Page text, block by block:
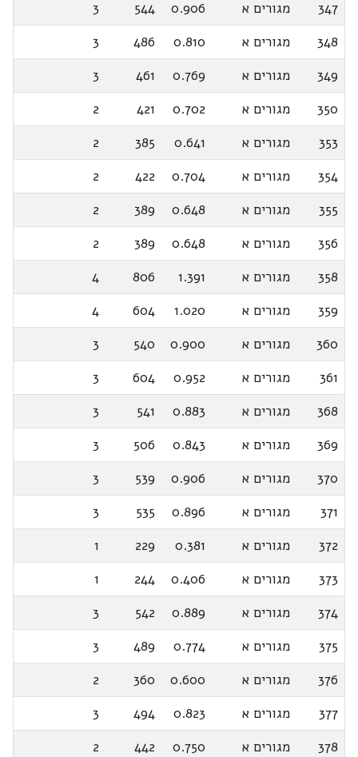
347 מגורים א 0.906
544
3
348
מגורים א 0.810
486
3
349
מגורים א 0.769
461
3
350
מגורים א 0.702
421
2
353
מגורים א 0.641
385
2
354
מגורים א 0.704
422
2
355
מגורים א 0.648
389
2
356
מגורים א 0.648
389
2
358
מגורים א 1.391
806
4
359
מגורים א 1.020
604
4
360
מגורים א 0.900
540
3
361
מגורים א 0.952
604
3
368
מגורים א 0.883
541
3
369
מגורים א 0.843
506
3
370
מגורים א 0.906
539
3
371
מגורים א 0.896
535
3
372
מגורים א 0.381
229
1
373
מגורים א 0.406
244
1
374
מגורים א 0.889
542
3
375
מגורים א 0.774
489
3
376
מגורים א 0.600
360
2
377
מגורים א 0.823
494
3
378
מגורים א 0.750
442
2